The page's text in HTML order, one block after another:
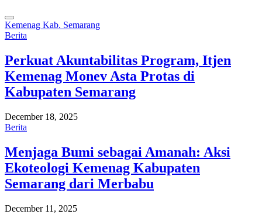
Kemenag Kab. Semarang
Berita
Perkuat Akuntabilitas Program, Itjen
Kemenag Monev Asta Protas di
Kabupaten Semarang
December 18, 2025
Berita
Menjaga Bumi sebagai Amanah: Aksi
Ekoteologi Kemenag Kabupaten
Semarang dari Merbabu
December 11, 2025